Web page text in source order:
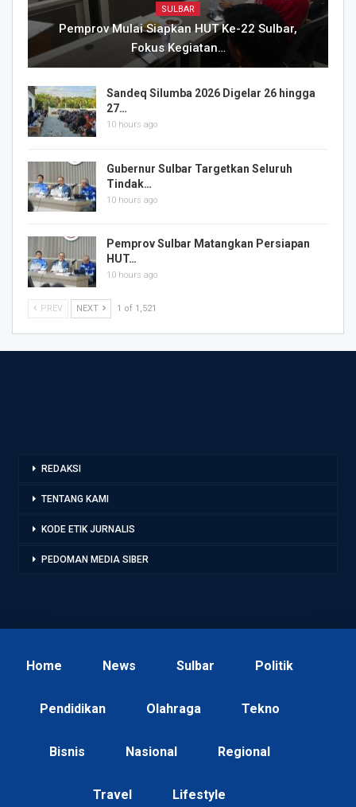
SULBAR
Pemprov Mulai Siapkan HUT Ke-22 Sulbar,
Fokus Kegiatan…
Sandeq Silumba 2026 Digelar 26 hingga
27…
10 hours ago
Gubernur Sulbar Targetkan Seluruh
Tindak…
10 hours ago
Pemprov Sulbar Matangkan Persiapan
HUT…
10 hours ago
PREV NEXT 1 of 1,521
REDAKSI
TENTANG KAMI
KODE ETIK JURNALIS
PEDOMAN MEDIA SIBER
Home News Sulbar Politik
Pendidikan Olahraga Tekno
Bisnis Nasional Regional
Travel Lifestyle